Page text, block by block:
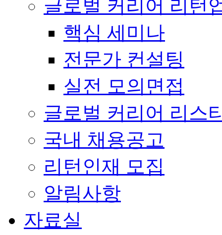
글로벌 커리어 리턴
핵심 세미나
전문가 컨설팅
실전 모의면접
글로벌 커리어 리스
국내 채용공고
리턴인재 모집
알림사항
자료실